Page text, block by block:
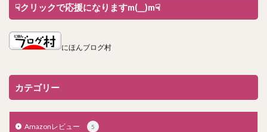
☟クリックで応援になりますm(__)m☟
にほんブログ村
カテゴリー
Amazonレビュー 5